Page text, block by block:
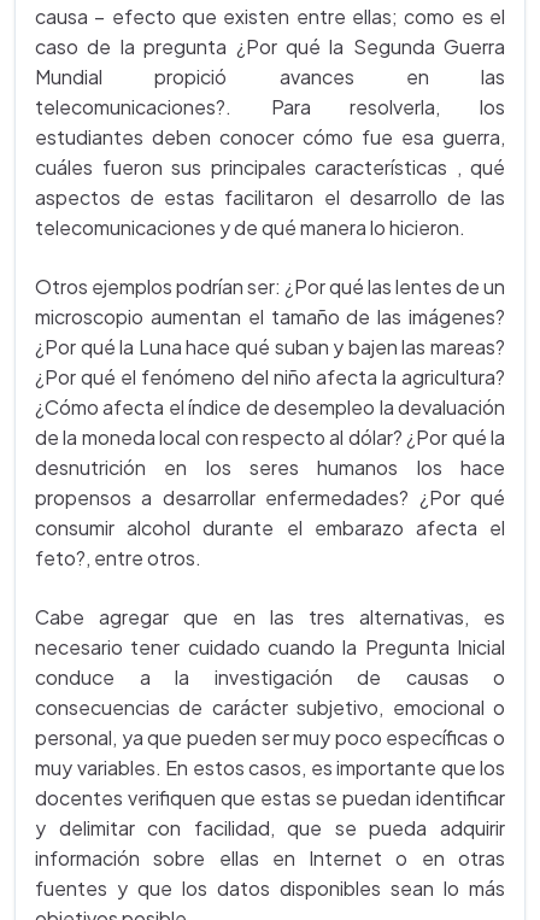
causa – efecto que existen entre ellas; como es el
caso de la pregunta ¿Por qué la Segunda Guerra
Mundial propició avances en las
telecomunicaciones?. Para resolverla, los
estudiantes deben conocer cómo fue esa guerra,
cuáles fueron sus principales características , qué
aspectos de estas facilitaron el desarrollo de las
telecomunicaciones y de qué manera lo hicieron.
Otros ejemplos podrían ser: ¿Por qué las lentes de un
microscopio aumentan el tamaño de las imágenes?
¿Por qué la Luna hace qué suban y bajen las mareas?
¿Por qué el fenómeno del niño afecta la agricultura?
¿Cómo afecta el índice de desempleo la devaluación
de la moneda local con respecto al dólar? ¿Por qué la
desnutrición en los seres humanos los hace
propensos a desarrollar enfermedades? ¿Por qué
consumir alcohol durante el embarazo afecta el
feto?, entre otros.
Cabe agregar que en las tres alternativas, es
necesario tener cuidado cuando la Pregunta Inicial
conduce a la investigación de causas o
consecuencias de carácter subjetivo, emocional o
personal, ya que pueden ser muy poco específicas o
muy variables. En estos casos, es importante que los
docentes verifiquen que estas se puedan identificar
y delimitar con facilidad, que se pueda adquirir
información sobre ellas en Internet o en otras
fuentes y que los datos disponibles sean lo más